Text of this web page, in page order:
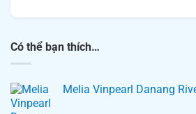
Có thể bạn thích…
Melia Vinpearl Danang